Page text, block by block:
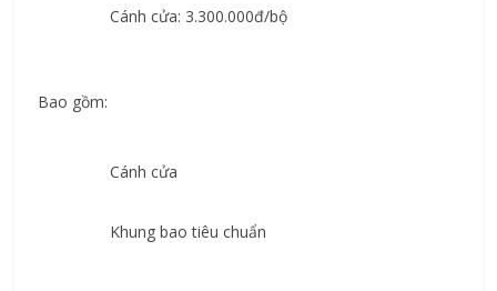
Cánh cửa: 3.300.000đ/bộ
Bao gồm:
Cánh cửa
Khung bao tiêu chuẩn